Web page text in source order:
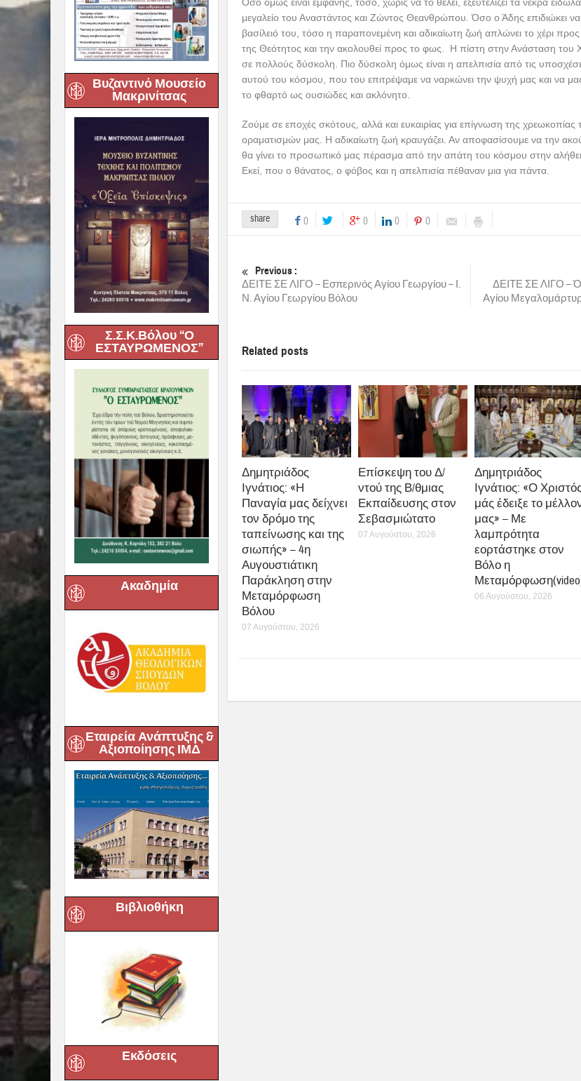
Βυζαντινό Μουσείο
Μακρινίτσας
Σ.Σ.Κ.Βόλου “Ο
ΕΣΤΑΥΡΩΜΕΝΟΣ”
Ακαδημία
Εταιρεία Ανάπτυξης &
Αξιοποίησης ΙΜΔ
Βιβλιοθήκη
Εκδόσεις
μεγαλείο του Αναστάντος και Ζώντος Θεανθρώπου. Όσο ο Άδης επιδιώκει να
βασίλειό του, τόσο η παραπονεμένη και αδικαίωτη ζωή απλώνει το χέρι
της Θεότητος και την ακολουθεί προς το φως. Η πίστη στην Ανάσταση του
σε πολλούς δύσκολη. Πιο δύσκολη όμως είναι η απελπισία από τις
αυτού του κόσμου, που του επιτρέψαμε να ναρκώνει την ψυχή μας και να
το φθαρτό ως ουσιώδες και ακλόνητο.
Ζούμε σε εποχές σκότους, αλλά και ευκαιρίας για επίγνωση της
οραματισμών μας. Η αδικαίωτη ζωή κραυγάζει. Αν αποφασίσουμε να την
θα γίνει το προσωπικό μας πέρασμα από την απάτη του κόσμου στην
Εκεί, που ο θάνατος, ο φόβος και η απελπισία πέθαναν μια για πάντα.
share 0 0 0 0
Previous :
ΔΕΙΤΕ ΣΕ ΛΙΓΟ – Εσπερινός Αγίου Γεωργίου – Ι.
Ν. Αγίου Γεωργίου Βόλου
ΔΕΙΤΕ ΣΕ ΛΙΓΟ –
Αγίου
Related posts
Δημητριάδος
Ιγνάτιος: «Η
Παναγία μας δείχνει
τον δρόμο της
ταπείνωσης και της
σιωπής» – 4η
Αυγουστιάτικη
Παράκληση στην
Μεταμόρφωση
Βόλου
07 Αυγούστου, 2026
Επίσκεψη του Δ/
ντού της Β/θμιας
Εκπαίδευσης στον
Σεβασμιώτατο
07 Αυγούστου, 2026
Δημητριάδος
Ιγνάτιος: «Ο Χριστός
μάς έδειξε το
μας» – Με
λαμπρότητα
εορτάστηκε στον
Βόλο η
06 Αυγούστου, 2026